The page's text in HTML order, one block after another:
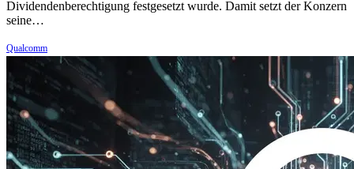
Dividendenberechtigung festgesetzt wurde. Damit setzt der Konzern
seine…
Qualcomm